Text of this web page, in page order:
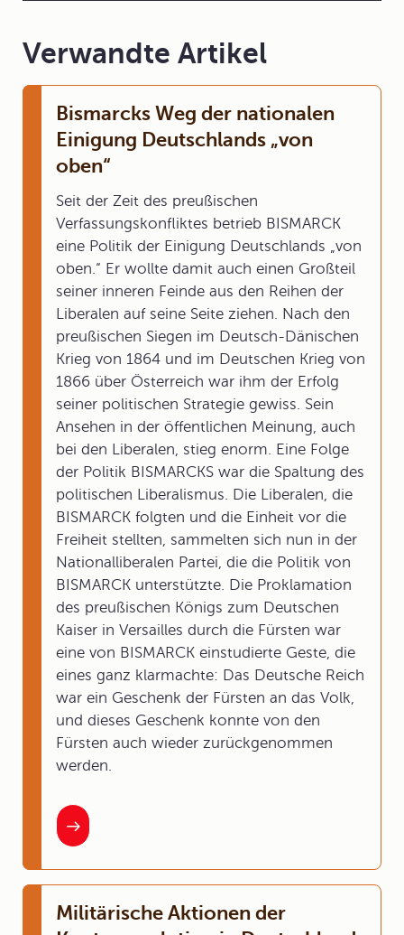
Verwandte Artikel
Bismarcks Weg der nationalen
Einigung Deutschlands „von
oben“
Seit der Zeit des preußischen
Verfassungskonfliktes betrieb BISMARCK
eine Politik der Einigung Deutschlands „von
oben.“ Er wollte damit auch einen Großteil
seiner inneren Feinde aus den Reihen der
Liberalen auf seine Seite ziehen. Nach den
preußischen Siegen im Deutsch-Dänischen
Krieg von 1864 und im Deutschen Krieg von
1866 über Österreich war ihm der Erfolg
seiner politischen Strategie gewiss. Sein
Ansehen in der öffentlichen Meinung, auch
bei den Liberalen, stieg enorm. Eine Folge
der Politik BISMARCKS war die Spaltung des
politischen Liberalismus. Die Liberalen, die
BISMARCK folgten und die Einheit vor die
Freiheit stellten, sammelten sich nun in der
Nationalliberalen Partei, die die Politik von
BISMARCK unterstützte. Die Proklamation
des preußischen Königs zum Deutschen
Kaiser in Versailles durch die Fürsten war
eine von BISMARCK einstudierte Geste, die
eines ganz klarmachte: Das Deutsche Reich
war ein Geschenk der Fürsten an das Volk,
und dieses Geschenk konnte von den
Fürsten auch wieder zurückgenommen
werden.
Militärische Aktionen der